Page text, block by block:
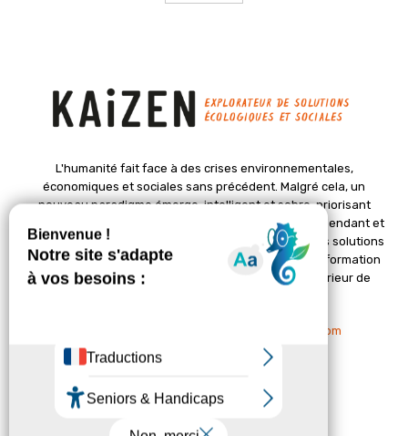
L'humanité fait face à des crises environnementales,
économiques et sociales sans précédent. Malgré cela, un
nouveau paradigme émerge, intelligent et sobre, priorisant
l'épanouissement de la vie. Le magazine Kaizen, indépendant et
positif, met en lumière des initiatives pionnières et des solutions
créatives pour un avenir meilleur. Il croit en une transformation
profonde des sociétés grâce à un changement intérieur de
contact@kaizen-magazine.com